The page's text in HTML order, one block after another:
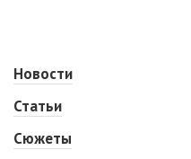
Новости
Статьи
Сюжеты